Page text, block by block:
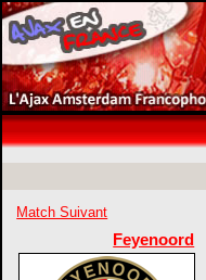
Match Suivant
Feyenoord